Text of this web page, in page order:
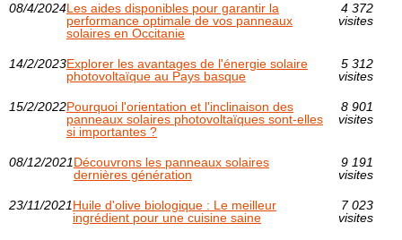
08/4/2024Les aides disponibles pour garantir la
performance optimale de vos panneaux
solaires en Occitanie
4 372
visites
14/2/2023Explorer les avantages de l'énergie solaire
photovoltaïque au Pays basque
5 312
visites
15/2/2022Pourquoi l'orientation et l'inclinaison des
panneaux solaires photovoltaïques sont-elles
si importantes ?
8 901
visites
08/12/2021Découvrons les panneaux solaires
dernières génération
9 191
visites
23/11/2021Huile d'olive biologique : Le meilleur
ingrédient pour une cuisine saine
7 023
visites